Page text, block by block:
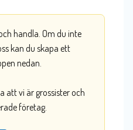
handla. Om du inte
kan du skapa ett
nedan.
att vi är grossister och
företag.